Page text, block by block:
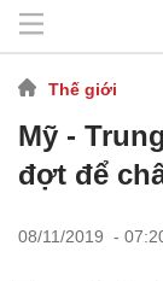
Thế giới
Mỹ -
đợt để
08/11/2019 -